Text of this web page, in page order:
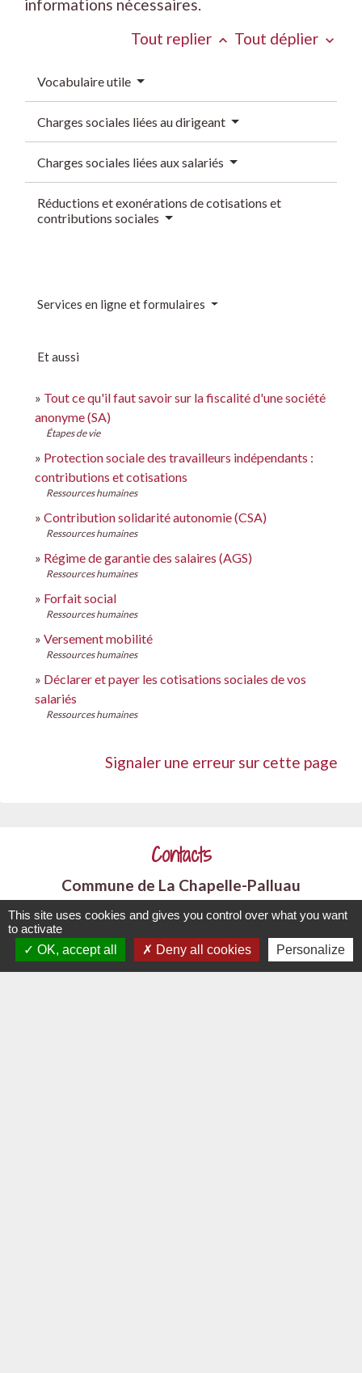
informations nécessaires.
Tout replier keyboard_arrow_up Tout déplier keyboard_arrow_down
Vocabulaire utile
Charges sociales liées au dirigeant
Charges sociales liées aux salariés
Réductions et exonérations de cotisations et
contributions sociales
Services en ligne et formulaires
Et aussi
Tout ce qu'il faut savoir sur la fiscalité d'une société
anonyme (SA)
Étapes de vie
Protection sociale des travailleurs indépendants :
contributions et cotisations
Ressources humaines
Contribution solidarité autonomie (CSA)
Ressources humaines
Régime de garantie des salaires (AGS)
Ressources humaines
Forfait social
Ressources humaines
Versement mobilité
Ressources humaines
Déclarer et payer les cotisations sociales de vos
salariés
Ressources humaines
Signaler une erreur sur cette page
Contacts
Commune de La Chapelle-Palluau
1, rue de l'Ecole
85670 La Chapelle-Palluau - FRANCE
+33 2 51 98 51 08
This site uses cookies and gives you control over what you want
to activate
OK, accept all
Deny all cookies Personalize